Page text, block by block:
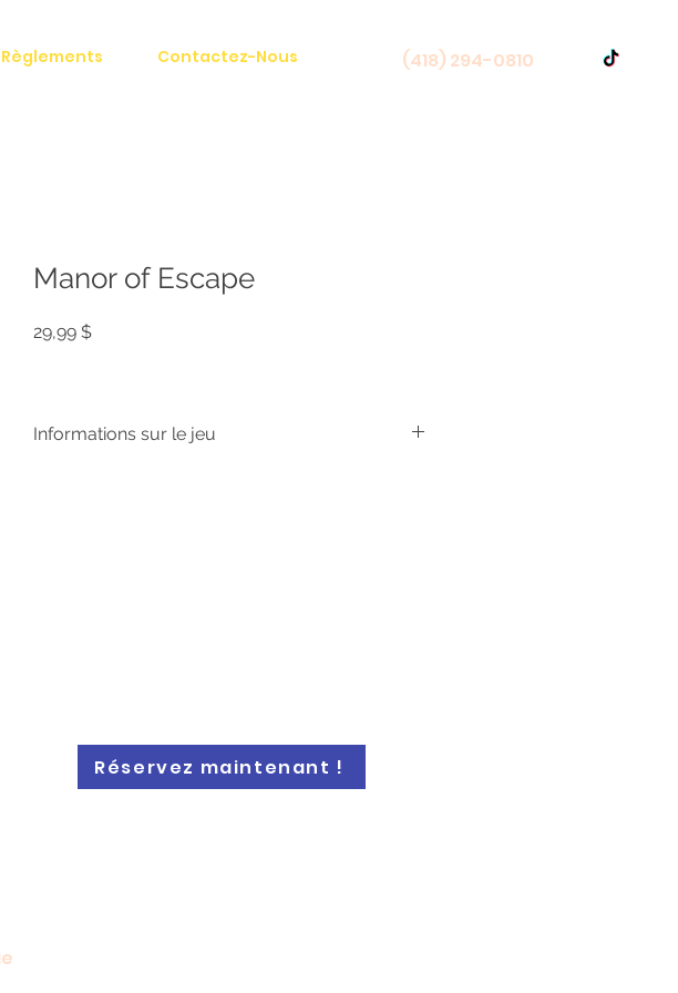
Règlements Contactez-Nous (418) 294-0810
Manor of Escape
29,99 $Prix
Informations sur le jeu
Réservez maintenant !